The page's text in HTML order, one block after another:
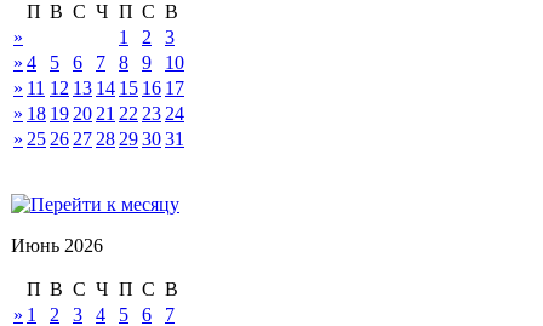
П В С Ч П С В
»
1 2
3
» 4 5 6 7 8 9
10
» 11 12 13 14 15 16 17
» 18 19 20 21 22 23 24
» 25 26 27 28 293031
Июнь 2026
П В С Ч П С В
» 1 2 3 4 5 6
7